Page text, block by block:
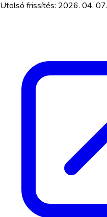
Utolsó frissítés: 2026. 04. 07.